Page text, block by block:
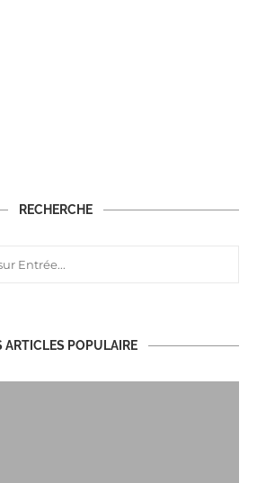
RECHERCHE
ARTICLES POPULAIRE